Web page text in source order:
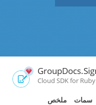
Cloud SDK for Ruby
ملخص سمات